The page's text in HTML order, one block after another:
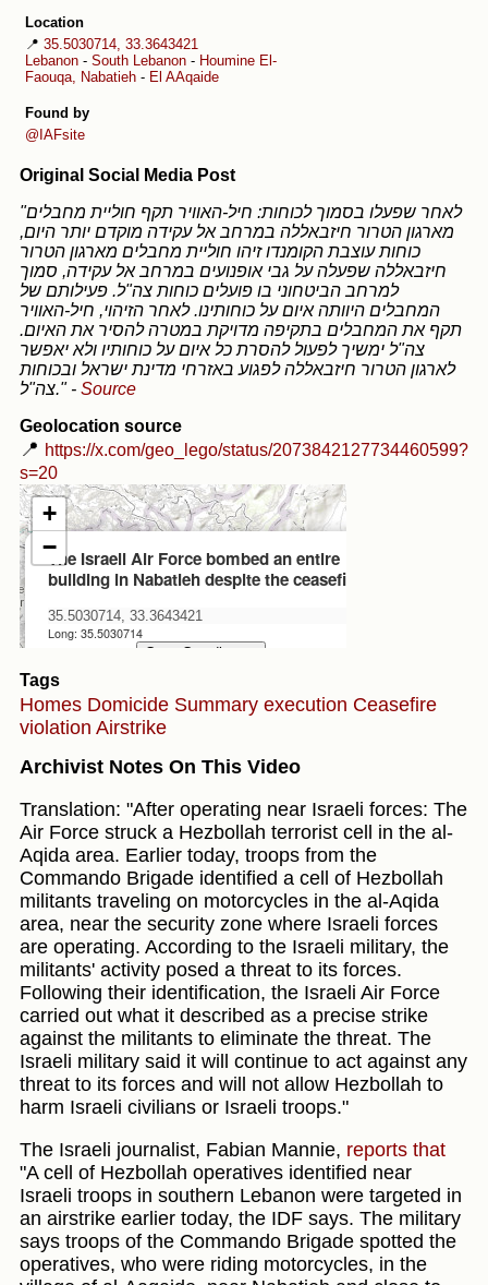
Location
📍 35.5030714, 33.3643421
Lebanon - South Lebanon - Houmine El-
Faouqa, Nabatieh - El AAqaide
Found by
@IAFsite
Original Social Media Post
"לאחר שפעלו בסמוך לכוחות: חיל-האוויר תקף חוליית מחבלים
מארגון הטרור חיזבאללה במרחב אל עקידה מוקדם יותר היום,
כוחות עוצבת הקומנדו זיהו חוליית מחבלים מארגון הטרור
חיזבאללה שפעלה על גבי אופנועים במרחב אל עקידה, סמוך
למרחב הביטחוני בו פועלים כוחות צה"ל. פעילותם של
המחבלים היוותה איום על כוחותינו. לאחר הזיהוי, חיל-האוויר
תקף את המחבלים בתקיפה מדויקת במטרה להסיר את האיום.
צה"ל ימשיך לפעול להסרת כל איום על כוחותיו ולא יאפשר
לארגון הטרור חיזבאללה לפגוע באזרחי מדינת ישראל ובכוחות
צה"ל." - Source
Geolocation source
📍 https://x.com/geo_lego/status/2073842127734460599?
s=20
Tags
Homes Domicide Summary execution Ceasefire
violation Airstrike
Archivist Notes On This Video
Translation: "After operating near Israeli forces: The
Air Force struck a Hezbollah terrorist cell in the al-
Aqida area. Earlier today, troops from the
Commando Brigade identified a cell of Hezbollah
militants traveling on motorcycles in the al-Aqida
area, near the security zone where Israeli forces
are operating. According to the Israeli military, the
militants' activity posed a threat to its forces.
Following their identification, the Israeli Air Force
carried out what it described as a precise strike
against the militants to eliminate the threat. The
Israeli military said it will continue to act against any
threat to its forces and will not allow Hezbollah to
harm Israeli civilians or Israeli troops."
The Israeli journalist, Fabian Mannie, reports that
"A cell of Hezbollah operatives identified near
Israeli troops in southern Lebanon were targeted in
an airstrike earlier today, the IDF says. The military
says troops of the Commando Brigade spotted the
operatives, who were riding motorcycles, in the